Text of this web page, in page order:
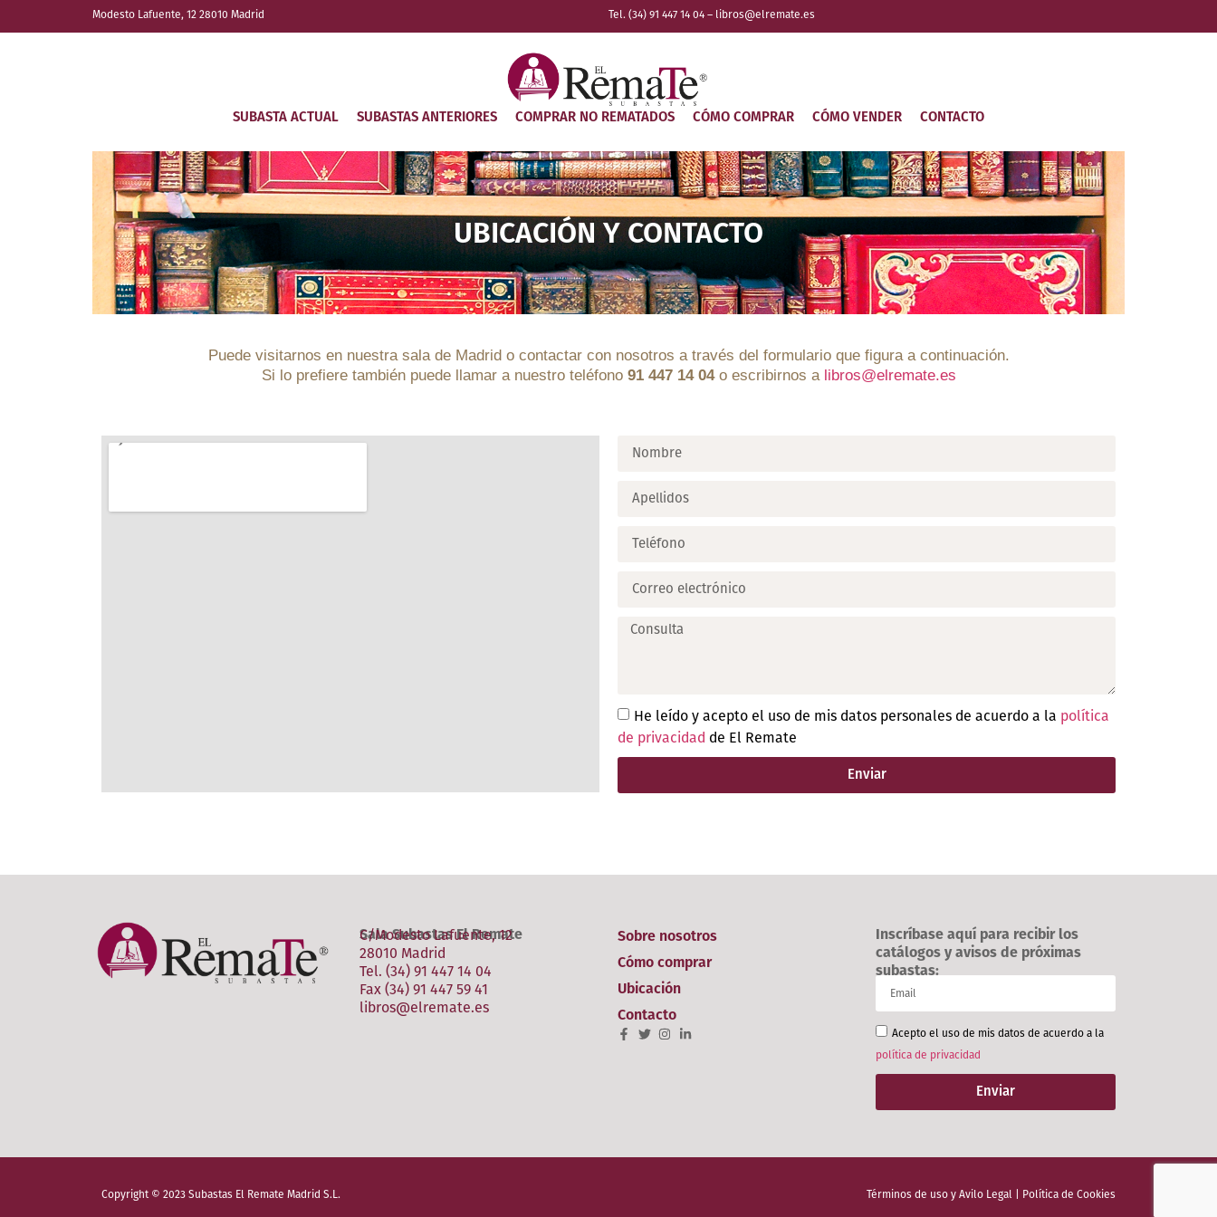
Modesto Lafuente, 12 28010 Madrid Tel. (34) 91 447 14 04 – libros@elremate.es
SUBASTA ACTUAL SUBASTAS ANTERIORES COMPRAR NO REMATADOS CÓMO COMPRAR CÓMO VENDER CONTACTO
UBICACIÓN Y CONTACTO
Puede visitarnos en nuestra sala de Madrid o contactar con nosotros a través del formulario que figura a continuación.
Si lo prefiere también puede llamar a nuestro teléfono 91 447 14 04o escribirnos a libros@elremate.es
He leído y acepto el uso de mis datos personales de acuerdo a la política
de privacidad de El Remate
Enviar
Sala Subastas El Remate
C/Modesto Lafuente, 12
28010 Madrid
Tel. (34) 91 447 14 04
Fax (34) 91 447 59 41
libros@elremate.es
Sobre nosotros
Cómo comprar
Ubicación
Contacto
Inscríbase aquí para recibir los
catálogos y avisos de próximas
subastas:
Acepto el uso de mis datos de acuerdo a la
política de privacidad
Enviar
Copyright © 2023 Subastas El Remate Madrid S.L. Términos de uso y Avilo Legal Política de Cookies